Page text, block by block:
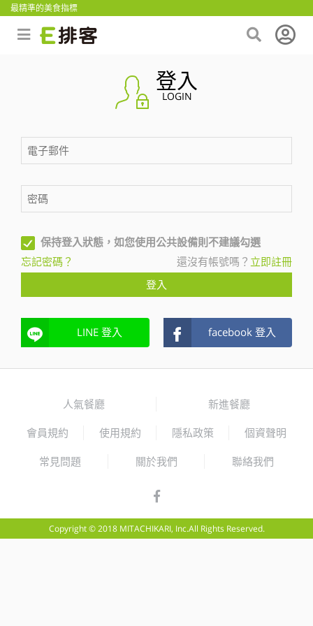
最精準的美食指標
登入
LOGIN
保持登入狀態，如您使用公共設備則不建議勾選
忘記密碼？
還沒有帳號嗎？ 立即註冊
登入
LINE 登入 facebook 登入
人氣餐廳 新進餐廳
會員規約 使用規約 隱私政策 個資聲明
常見問題 關於我們 聯絡我們
Copyright © 2018 MITACHIKARI, Inc.All Rights Reserved.